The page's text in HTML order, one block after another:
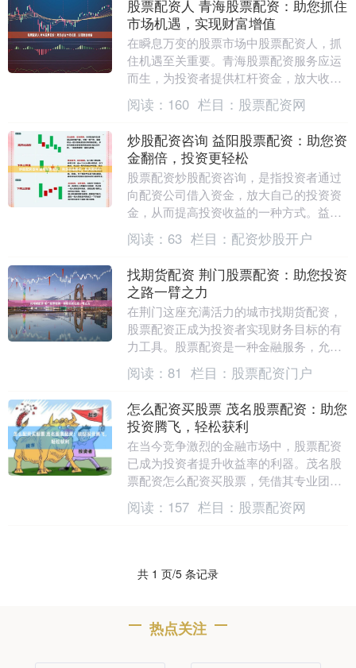
股票配资人 青海股票配资：助您抓住
市场机遇，实现财富增值
在瞬息万变的股票市场中股票配资人，抓
住机遇至关重要。青海股票配资服务应运
而生，为投资者提供杠杆资金，放大收益
股票配资人潜力。 配资公司提供资金杠
杆，让投资者以较....
阅读： 160 栏目： 股票配资网
炒股配资咨询 益阳股票配资：助您资
金翻倍，投资更轻松
股票配资炒股配资咨询，是指投资者通过
向配资公司借入资金，放大自己的投资资
金，从而提高投资收益的一种方式。益阳
股票配资市场近年来发展迅速，为投资者
提供了便捷的资金....
阅读： 63 栏目： 配资炒股开户
找期货配资 荆门股票配资：助您投资
之路一臂之力
在荆门这座充满活力的城市找期货配资，
股票配资正成为投资者实现财务目标的有
力工具。股票配资是一种金融服务，允许
投资者通过借入资金来放大其投资规模。
* **放大收....
阅读： 81 栏目： 股票配资门户
怎么配资买股票 茂名股票配资：助您
投资腾飞，轻松获利
在当今竞争激烈的金融市场中，股票配资
已成为投资者提升收益率的利器。茂名股
票配资怎么配资买股票，凭借其专业团队
和完善的平台，为投资者提供安全可靠的
配资服务。 * ....
阅读： 157 栏目： 股票配资网
共 1 页/5 条记录
热点关注